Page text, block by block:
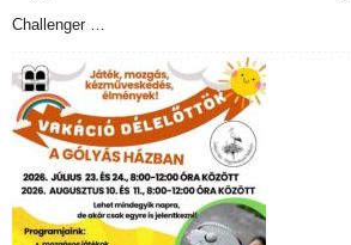
Challenger …